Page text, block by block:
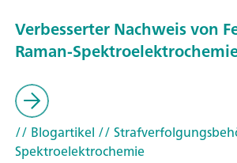
Verbesserter Nachweis von
Raman-
// Blogartikel //
Spektroelektrochemie